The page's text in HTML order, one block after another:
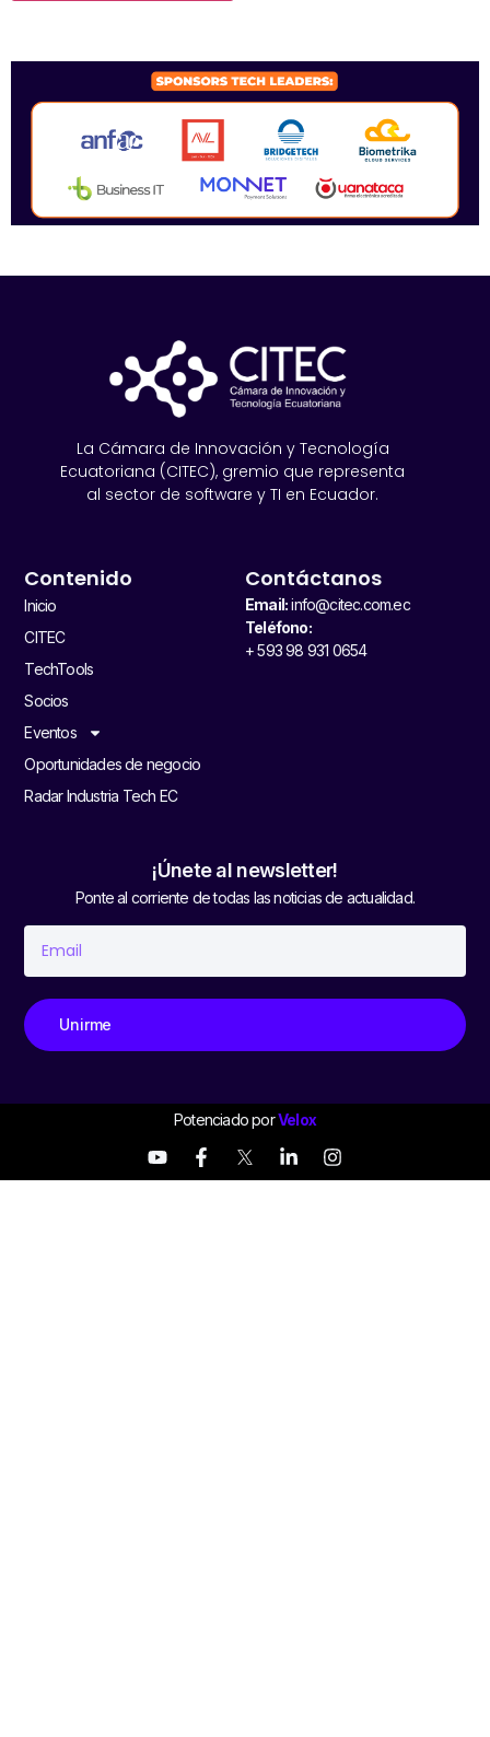
La Cámara de Innovación y Tecnología
Ecuatoriana (CITEC), gremio que representa
al sector de software y TI en Ecuador.
Contenido
Inicio
CITEC
TechTools
Socios
Eventos
Oportunidades de negocio
Radar Industria Tech EC
Contáctanos
Email:info@citec.com.ec
Teléfono:
+ 593 98 931 0654
¡Únete al newsletter!
Ponte al corriente de todas las noticias de actualidad.
Unirme
Potenciado porVelox